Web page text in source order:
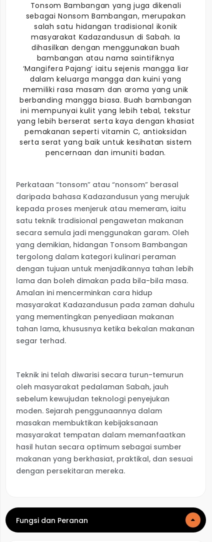
Tonsom Bambangan yang juga dikenali
sebagai Nonsom Bambangan, merupakan
salah satu hidangan tradisional ikonik
masyarakat Kadazandusun di Sabah. Ia
dihasilkan dengan menggunakan buah
bambangan atau nama saintifiknya
‘Mangifera Pajang’ iaitu sejenis mangga liar
dalam keluarga mangga dan kuini yang
memiliki rasa masam dan aroma yang unik
berbanding mangga biasa. Buah bambangan
ini mempunyai kulit yang lebih tebal, tekstur
yang lebih berserat serta kaya dengan khasiat
pemakanan seperti vitamin C, antioksidan
serta serat yang baik untuk kesihatan sistem
pencernaan dan imuniti badan.
Perkataan “tonsom” atau “nonsom” berasal
daripada bahasa Kadazandusun yang merujuk
kepada proses menjeruk atau memeram, iaitu
satu teknik tradisional pengawetan makanan
secara semula jadi menggunakan garam. Oleh
yang demikian, hidangan Tonsom Bambangan
tergolong dalam kategori kulinari peraman
dengan tujuan untuk menjadikannya tahan lebih
lama dan boleh dimakan pada bila-bila masa.
Amalan ini mencerminkan cara hidup
masyarakat Kadazandusun pada zaman dahulu
yang mementingkan penyediaan makanan
tahan lama, khususnya ketika bekalan makanan
segar terhad.
Teknik ini telah diwarisi secara turun-temurun
oleh masyarakat pedalaman Sabah, jauh
sebelum kewujudan teknologi penyejukan
moden. Sejarah penggunaannya dalam
masakan membuktikan kebijaksanaan
masyarakat tempatan dalam memanfaatkan
hasil hutan secara optimum sebagai sumber
makanan yang berkhasiat, praktikal, dan sesuai
dengan persekitaran mereka.
Fungsi dan Peranan